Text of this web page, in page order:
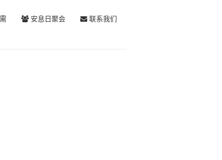
安息日聚会 联系我们